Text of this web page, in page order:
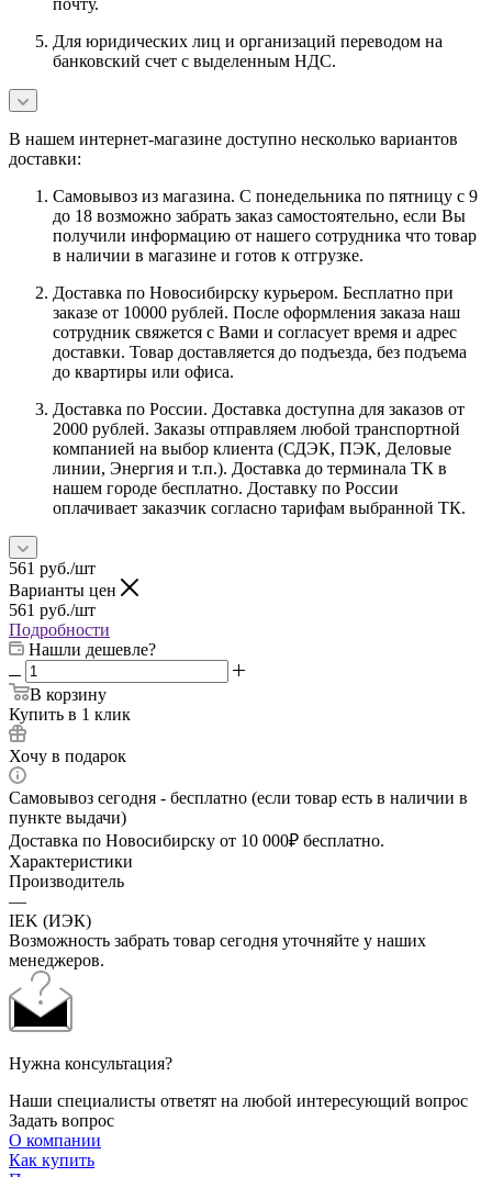
Для юридических лиц и организаций переводом на
банковский счет с выделенным НДС.
В нашем интернет-магазине доступно несколько вариантов
доставки:
Самовывоз из магазина. С понедельника по пятницу с 9
до 18 возможно забрать заказ самостоятельно, если Вы
получили информацию от нашего сотрудника что товар
в наличии в магазине и готов к отгрузке.
Доставка по Новосибирску курьером. Бесплатно при
заказе от 10000 рублей. После оформления заказа наш
сотрудник свяжется с Вами и согласует время и адрес
доставки. Товар доставляется до подъезда, без подъема
до квартиры или офиса.
Доставка по России. Доставка доступна для заказов от
2000 рублей. Заказы отправляем любой транспортной
компанией на выбор клиента (СДЭК, ПЭК, Деловые
линии, Энергия и т.п.). Доставка до терминала ТК в
нашем городе бесплатно. Доставку по России
оплачивает заказчик согласно тарифам выбранной ТК.
561 руб./шт
Варианты цен
561 руб./шт
Подробности
Нашли дешевле?
В корзину
Купить в 1 клик
Хочу в подарок
Самовывоз сегодня - бесплатно (если товар есть в наличии в
пункте выдачи)
Доставка по Новосибирску от 10 000₽ бесплатно.
Характеристики
Производитель
—
IEK (ИЭК)
Возможность забрать товар сегодня уточняйте у наших
менеджеров.
Нужна консультация?
Наши специалисты ответят на любой интересующий вопрос
Задать вопрос
О компании
Как купить